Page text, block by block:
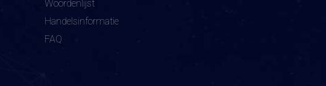
Woordenlijst
Handelsinformatie
FAQ